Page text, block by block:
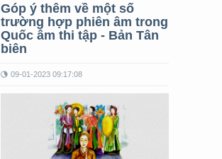
Góp ý thêm về một số
trường hợp phiên âm trong
Quốc âm thi tập - Bản Tân
biên
09-01-2023 09:17:08